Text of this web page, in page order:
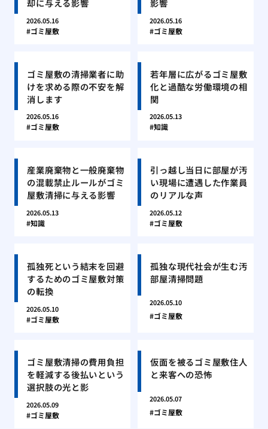
却に与える影響
2026.05.16
ゴミ屋敷
影響
2026.05.16
ゴミ屋敷
ゴミ屋敷の清掃業者に助
けを求める際の不安を解
消します
2026.05.16
ゴミ屋敷
若年層に広がるゴミ屋敷
化と過酷な労働環境の相
関
2026.05.13
知識
産業廃棄物と一般廃棄物
の混載禁止ルールがゴミ
屋敷清掃に与える影響
2026.05.13
知識
引っ越し当日に部屋が汚
い現場に遭遇した作業員
のリアルな声
2026.05.12
ゴミ屋敷
孤独死という結末を回避
するためのゴミ屋敷対策
の転換
2026.05.10
ゴミ屋敷
孤独な現代社会が生む汚
部屋清掃問題
2026.05.10
ゴミ屋敷
ゴミ屋敷清掃の費用負担
を軽減する後払いという
選択肢の光と影
2026.05.09
ゴミ屋敷
仮面を被るゴミ屋敷住人
と来客への恐怖
2026.05.07
ゴミ屋敷